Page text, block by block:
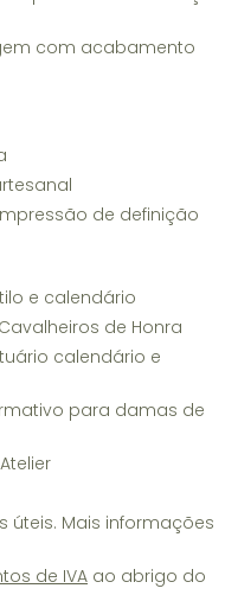
com acabamento
de definição
e calendário
de Honra
calendário e
para damas de
úteis. Mais informações
de IVA ao abrigo do